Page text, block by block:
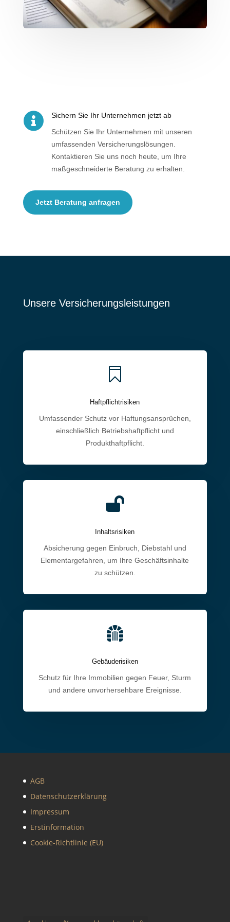

Sichern Sie Ihr Unternehmen jetzt ab
Schützen Sie Ihr Unternehmen mit unseren
umfassenden Versicherungslösungen.
Kontaktieren Sie uns noch heute, um Ihre
maßgeschneiderte Beratung zu erhalten.
Jetzt Beratung anfragen
Unsere Versicherungsleistungen

Haftpflichtrisiken
Umfassender Schutz vor Haftungsansprüchen,
einschließlich Betriebshaftpflicht und
Produkthaftpflicht.

Inhaltsrisiken
Absicherung gegen Einbruch, Diebstahl und
Elementargefahren, um Ihre Geschäftsinhalte
zu schützen.

Gebäuderisiken
Schutz für Ihre Immobilien gegen Feuer, Sturm
und andere unvorhersehbare Ereignisse.
AGB
Datenschutzerklärung
Impressum
Erstinformation
Cookie-Richtlinie (EU)